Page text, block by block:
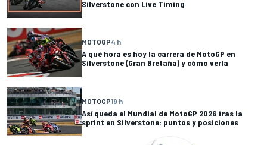
Silverstone con Live Timing
MOTOGP4 h
A qué hora es hoy la carrera de MotoGP en
Silverstone (Gran Bretaña) y cómo verla
MOTOGP19 h
Así queda el Mundial de MotoGP 2026 tras la
sprint en Silverstone: puntos y posiciones